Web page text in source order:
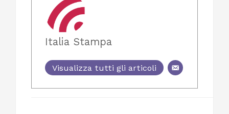
Italia Stampa
Visualizza tutti gli articoli